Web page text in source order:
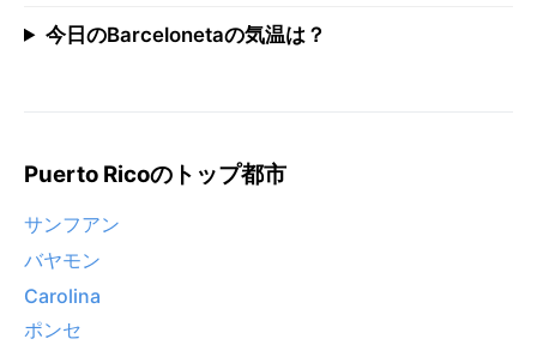
今日のBarcelonetaの気温は？
Puerto Ricoのトップ都市
サンフアン
バヤモン
Carolina
ポンセ